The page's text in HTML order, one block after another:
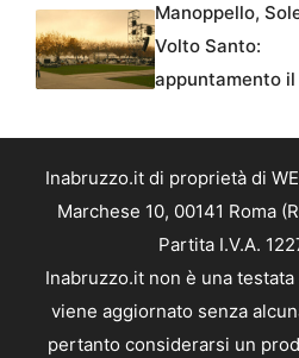
Manoppello,
Volto Santo:
appuntamento
Inabruzzo.it di proprietà di
Marchese 10, 00141 Roma
Partita I.V.A.
Inabruzzo.it non è una
viene aggiornato senza
pertanto considerarsi un